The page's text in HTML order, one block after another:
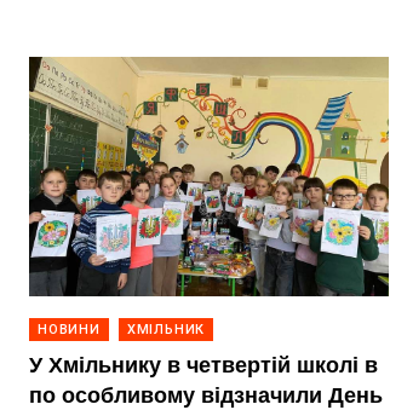
НОВИНИ ХМІЛЬНИК
У Хмільнику в четвертій школі в
по особливому відзначили День